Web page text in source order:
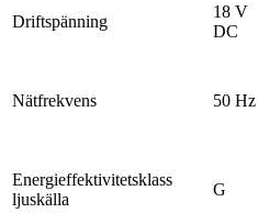
Driftspänning
18 V
DC
Nätfrekvens 50 Hz
Energieffektivitetsklass
ljuskälla
G